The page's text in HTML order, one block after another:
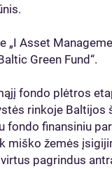
„I Asset
Green Fund“.
fondo plėtros
rinkoje Baltijos
finansiniu
miško žemės
pagrindus